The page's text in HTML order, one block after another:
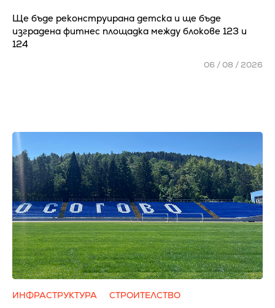
Ще бъде реконструирана детска и ще бъде
изградена фитнес площадка между блокове 123 и
124
06 / 08 / 2026
ИНФРАСТРУКТУРА СТРОИТЕЛСТВО